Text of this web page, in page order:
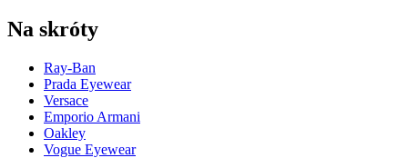
Na skróty
Ray-Ban
Prada Eyewear
Versace
Emporio Armani
Oakley
Vogue Eyewear